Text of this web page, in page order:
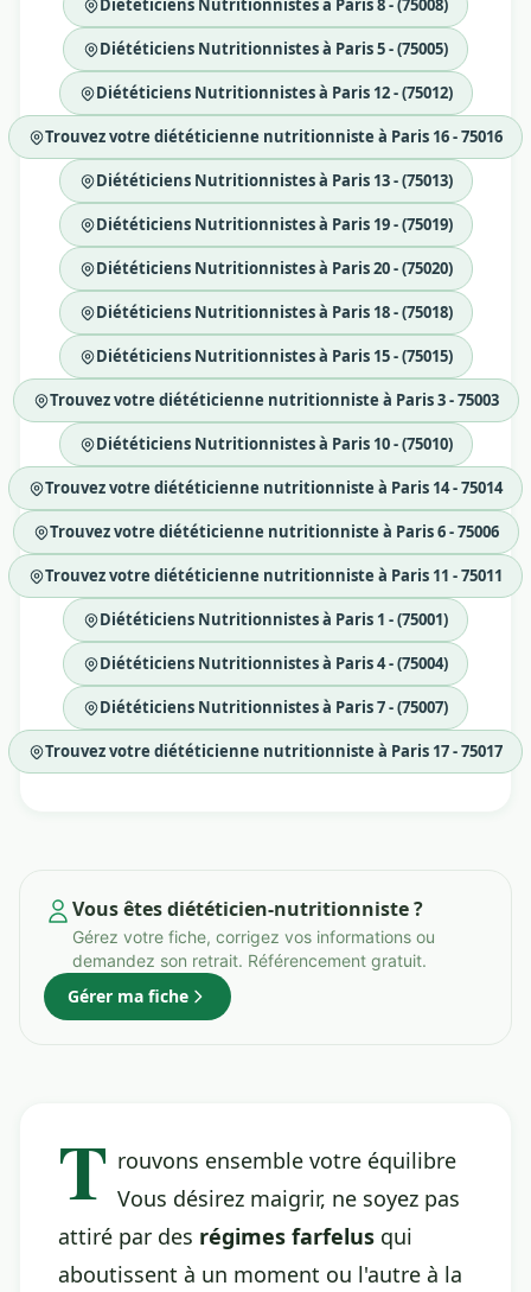
Diététiciens Nutritionnistes à Paris 8 - (75008)
Diététiciens Nutritionnistes à Paris 5 - (75005)
Diététiciens Nutritionnistes à Paris 12 - (75012)
Trouvez votre diététicienne nutritionniste à Paris 16 - 75016
Diététiciens Nutritionnistes à Paris 13 - (75013)
Diététiciens Nutritionnistes à Paris 19 - (75019)
Diététiciens Nutritionnistes à Paris 20 - (75020)
Diététiciens Nutritionnistes à Paris 18 - (75018)
Diététiciens Nutritionnistes à Paris 15 - (75015)
Trouvez votre diététicienne nutritionniste à Paris 3 - 75003
Diététiciens Nutritionnistes à Paris 10 - (75010)
Trouvez votre diététicienne nutritionniste à Paris 14 - 75014
Trouvez votre diététicienne nutritionniste à Paris 6 - 75006
Trouvez votre diététicienne nutritionniste à Paris 11 - 75011
Diététiciens Nutritionnistes à Paris 1 - (75001)
Diététiciens Nutritionnistes à Paris 4 - (75004)
Diététiciens Nutritionnistes à Paris 7 - (75007)
Trouvez votre diététicienne nutritionniste à Paris 17 - 75017
Vous êtes diététicien-nutritionniste ?
Gérez votre fiche, corrigez vos informations ou
demandez son retrait. Référencement gratuit.
Gérer ma fiche
T rouvons ensemble votre équilibre
Vous désirez maigrir, ne soyez pas
attiré par des régimes farfelus qui
aboutissent à un moment ou l'autre à la